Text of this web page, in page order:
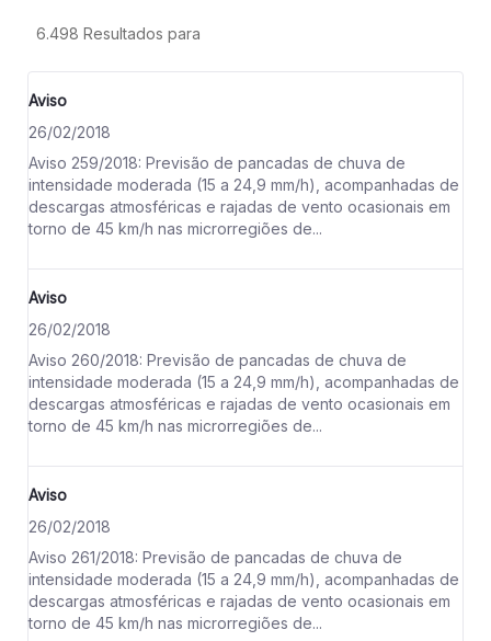
6.498 Resultados para
Aviso
26/02/2018
Aviso 259/2018: Previsão de pancadas de chuva de
intensidade moderada (15 a 24,9 mm/h), acompanhadas de
descargas atmosféricas e rajadas de vento ocasionais em
torno de 45 km/h nas microrregiões de...
Aviso
26/02/2018
Aviso 260/2018: Previsão de pancadas de chuva de
intensidade moderada (15 a 24,9 mm/h), acompanhadas de
descargas atmosféricas e rajadas de vento ocasionais em
torno de 45 km/h nas microrregiões de...
Aviso
26/02/2018
Aviso 261/2018: Previsão de pancadas de chuva de
intensidade moderada (15 a 24,9 mm/h), acompanhadas de
descargas atmosféricas e rajadas de vento ocasionais em
torno de 45 km/h nas microrregiões de...